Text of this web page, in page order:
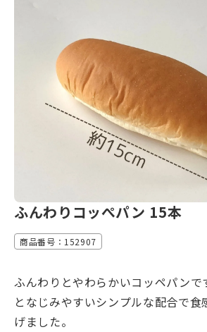
ふんわりコッぺパン 15本
商品番号：152907
ふんわりとやわらかいコッペパンで
となじみやすいシンプルな配合で食
げました。